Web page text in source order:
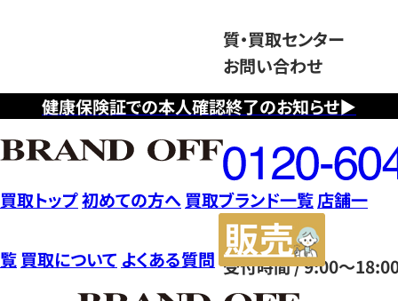
健康保険証での本人確認終了のお知らせ▶
質・買取センター
お問い合わせ
フ
リ
ー
ダ
イ
ヤ
ル
受付時間 / 9:00～
買取トップ初めての方へ 買取ブランド一覧店舗一
覧 買取について よくある質問
サ